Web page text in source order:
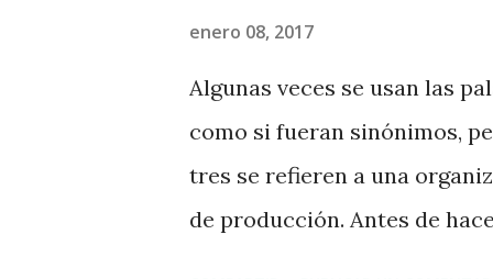
cartel que dice que se ha
enero 08, 2017
Algunas veces se usan las
como si fueran sinónimos,
tres se refieren a una
de producción. Antes de